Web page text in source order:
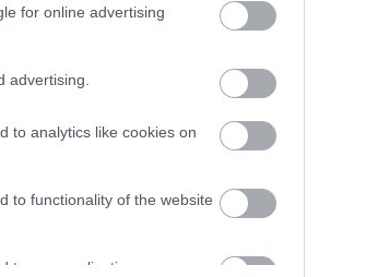
for online advertising
advertising.
to analytics like cookies on
to functionality of the website
to personalization.
am drwydded safle.
angen eu cymryd
datganiad dros dro.
Heddlu yn